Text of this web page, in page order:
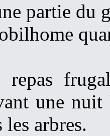
partie du
repas
une nuit
les arbres.